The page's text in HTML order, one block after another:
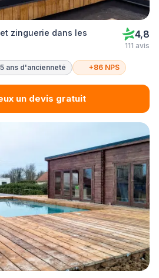
zinguerie dans les
4,8
111 avis
ans d'ancienneté +86 NPS
un devis gratuit